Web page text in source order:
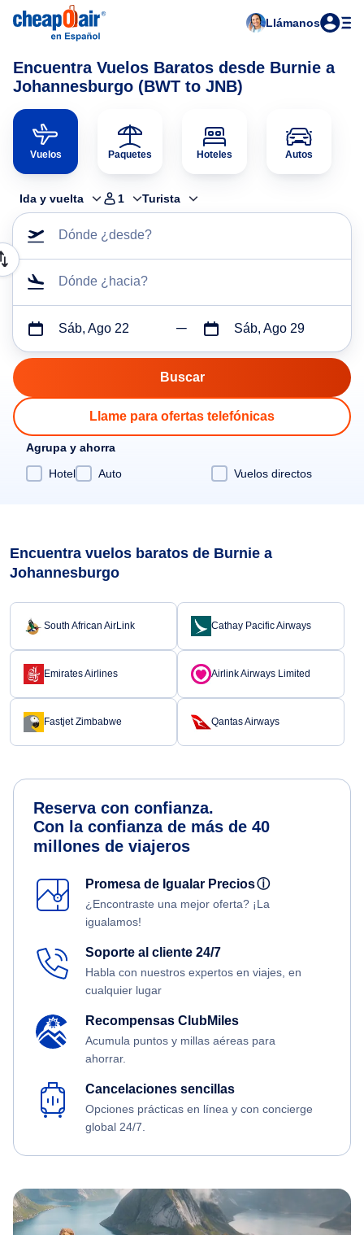
Llámanos
Encuentra Vuelos Baratos desde Burnie a
Johannesburgo (BWT to JNB)
Vuelos Paquetes Hoteles Autos
Ida y vuelta 1 Turista
Dónde ¿desde?
Dónde ¿hacia?
Sáb, Ago 22 Sáb, Ago 29
Llame para ofertas telefónicas
Agrupa y ahorra
Hotel
Auto Vuelos directos
Encuentra vuelos baratos de Burnie a
Johannesburgo
South African AirLink Cathay Pacific Airways
Emirates Airlines Airlink Airways Limited
Fastjet Zimbabwe Qantas Airways
Reserva con confianza.
Con la confianza de más de 40
millones de viajeros
Promesa de Igualar Preciosⓘ
¿Encontraste una mejor oferta? ¡La
igualamos!
Soporte al cliente 24/7
Habla con nuestros expertos en viajes, en
cualquier lugar
Recompensas ClubMiles
Acumula puntos y millas aéreas para
ahorrar.
Cancelaciones sencillas
Opciones prácticas en línea y con concierge
global 24/7.